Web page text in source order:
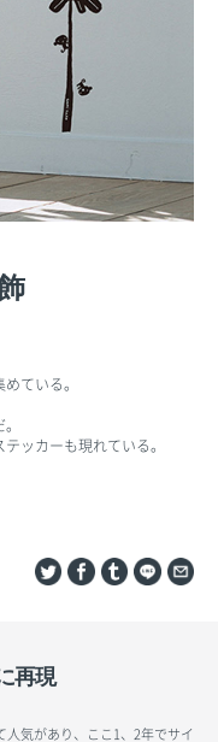
ている。
ッカーも現れている。
再現
気があり、ここ1、2年でサイ